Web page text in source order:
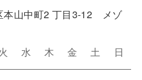
山中町2 丁目3-12 メゾ
火 水 木 金 土 日